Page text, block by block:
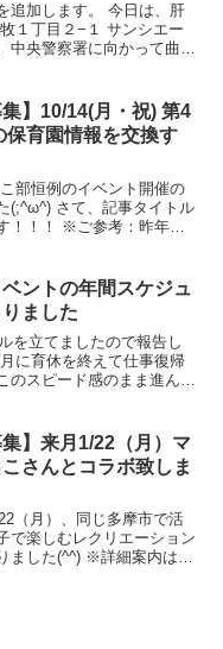
追加します。 今日は、肝
１丁目２−１ サンシエー
中央警察署に向かって曲が
集】10/14(月・祝) 第4
保育園情報を交換す
部恒例のイベント開催の
(;^ω^) さて、記事タイトル
！！！ ※ご参考：昨年の
ントの年間スケジュ
ました
を立てましたので報告し
に育休を終えて仕事復帰
スピード感のまま進んで
集】来月1/22（月）マ
さんとコラボ致しま
（月）、同じ多摩市で活
で楽しむレクリエーション
ました(^^) ※詳細案内はコ